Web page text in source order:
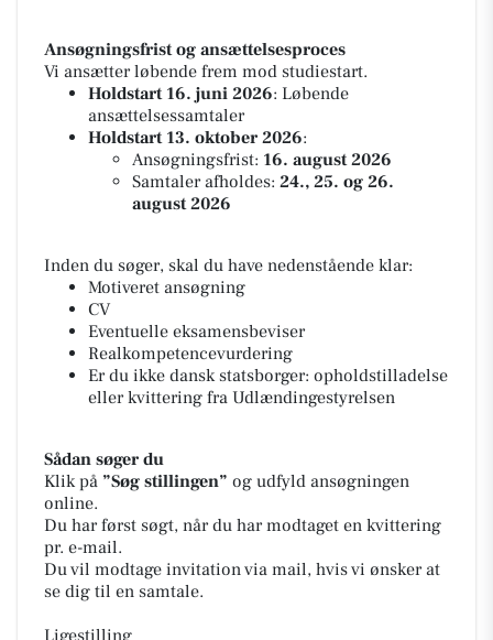
Ansøgningsfrist og ansættelsesproces
Vi ansætter løbende frem mod studiestart.
Holdstart 16. juni 2026: Løbende
ansættelsessamtaler
Holdstart 13. oktober 2026:
Ansøgningsfrist: 16. august 2026
Samtaler afholdes: 24., 25. og 26.
august 2026
Inden du søger, skal du have nedenstående klar:
Motiveret ansøgning
CV
Eventuelle eksamensbeviser
Realkompetencevurdering
Er du ikke dansk statsborger: opholdstilladelse
eller kvittering fra Udlændingestyrelsen
Sådan søger du
Klik på ”Søg stillingen” og udfyld ansøgningen
online.
Du har først søgt, når du har modtaget en kvittering
pr. e-mail.
Du vil modtage invitation via mail, hvis vi ønsker at
se dig til en samtale.
Ligestilling